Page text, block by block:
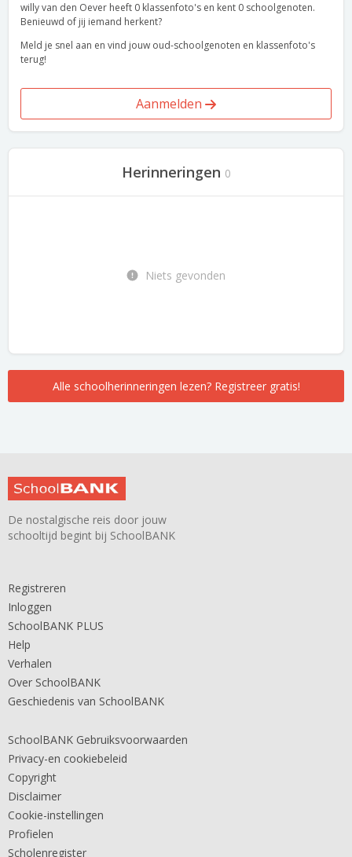
willy van den Oever heeft 0 klassenfoto's en kent 0 schoolgenoten.
Benieuwd of jij iemand herkent?
Meld je snel aan en vind jouw oud-schoolgenoten en klassenfoto's
terug!
Aanmelden
Herinneringen 0
Niets gevonden
Alle schoolherinneringen lezen? Registreer gratis!
De nostalgische reis door jouw
schooltijd begint bij SchoolBANK
Registreren
Inloggen
SchoolBANK PLUS
Help
Verhalen
Over SchoolBANK
Geschiedenis van SchoolBANK
SchoolBANK Gebruiksvoorwaarden
Privacy-en cookiebeleid
Copyright
Disclaimer
Cookie-instellingen
Profielen
Scholenregister